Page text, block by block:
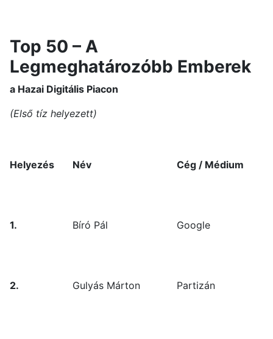
Top 50 – A
Legmeghatározóbb Emberek
a Hazai Digitális Piacon
(Első tíz helyezett)
Helyezés Név Cég / Médium
1. Bíró Pál Google
2. Gulyás Márton Partizán